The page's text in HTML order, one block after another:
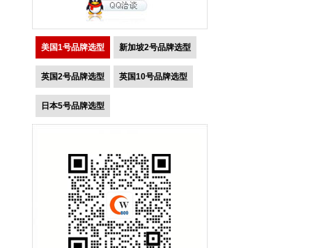
美国1号品牌选型 新加坡2号品牌选型
英国2号品牌选型 英国10号品牌选型
日本5号品牌选型